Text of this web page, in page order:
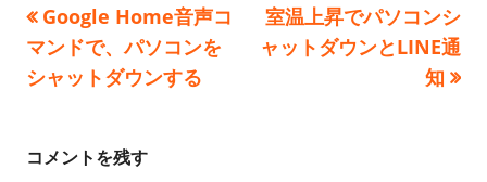
投
稿
ビ
前
の
記
Google Home音声コ
マンドで、パソコンを
シャットダウンする
次
の
室温上昇でパソコンシ
ャットダウンとLINE通
知
コメントを残す